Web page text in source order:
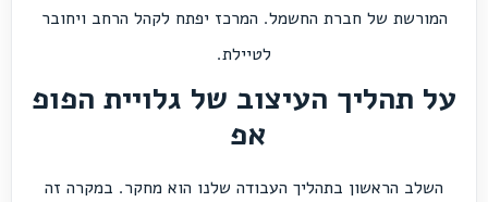
המורשת של חברת החשמל. המרכז יפתח לקהל הרחב ויחובר
לטיילת.
על תהליך העיצוב של גלויית הפופ
אפ
השלב הראשון בתהליך העבודה שלנו הוא מחקר. במקרה זה